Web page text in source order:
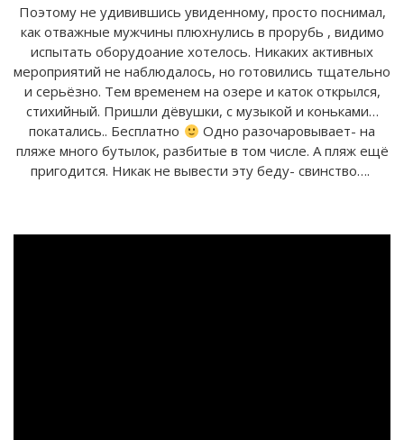
Поэтому не удивившись увиденному, просто поснимал,
как отважные мужчины плюхнулись в прорубь , видимо
испытать оборудоание хотелось. Никаких активных
мероприятий не наблюдалось, но готовились тщательно
и серьёзно. Тем временем на озере и каток открылся,
стихийный. Пришли дёвушки, с музыкой и коньками…
покатались.. Бесплатно
Одно разочаровывает- на
пляже много бутылок, разбитые в том числе. А пляж ещё
пригодится. Никак не вывести эту беду- свинство….